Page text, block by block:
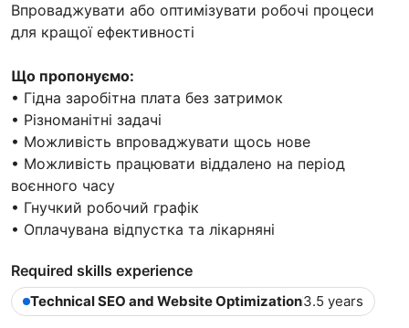
Впроваджувати або оптимізувати робочі процеси
для кращої ефективності
Що пропонуємо:
• Гідна заробітна плата без затримок
• Різноманітні задачі
• Можливість впроваджувати щось нове
• Можливість працювати віддалено на період
воєнного часу
• Гнучкий робочий графік
• Оплачувана відпустка та лікарняні
Required skills experience
Technical SEO and Website Optimization3.5 years